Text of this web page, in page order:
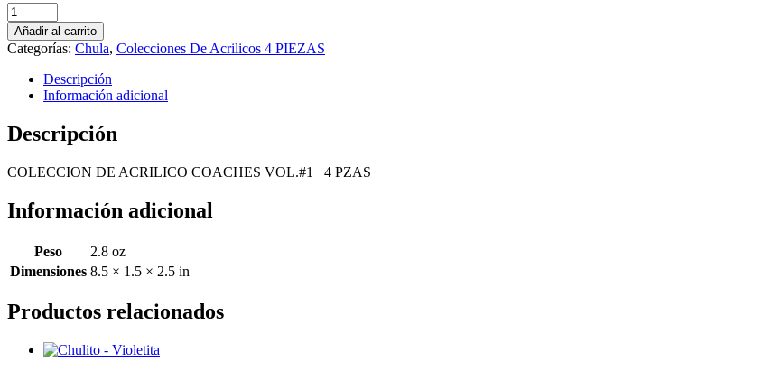
COLECCION
DE
ACRILICOS
COACHES
VOL.
PZAS
cantidad
Añadir al carrito
Categorías: Chula, Colecciones De Acrilicos 4 PIEZAS
Descripción
Información adicional
Descripción
COLECCION DE ACRILICO COACHES VOL.#1 4 PZAS
Información adicional
Peso
2.8 oz
Dimensiones 8.5 × 1.5 × 2.5 in
Productos relacionados